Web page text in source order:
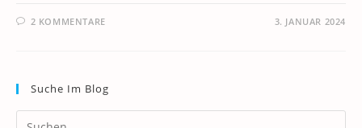
2 KOMMENTARE 3. JANUAR 2024
Suche Im Blog